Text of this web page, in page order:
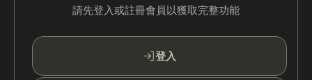
請先登入或註冊會員以獲取完整功能
登入